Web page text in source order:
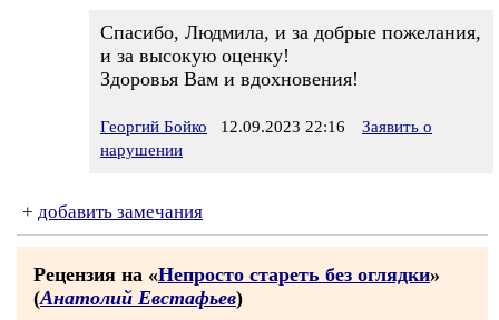
Спасибо, Людмила, и за добрые пожелания,
и за высокую оценку!
Здоровья Вам и вдохновения!
Георгий Бойко 12.09.2023 22:16
Заявить о
нарушении
+ добавить замечания
Рецензия на «Непросто стареть без оглядки»
(Анатолий Евстафьев)